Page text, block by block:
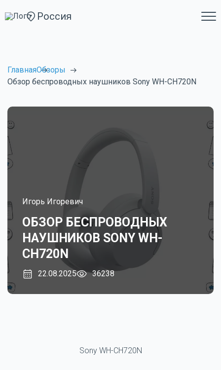
Россия
ГлавнаяОбзоры
Обзор беспроводных наушников Sony WH-CH720N
Игорь Игоревич
ОБЗОР БЕСПРОВОДНЫХ
НАУШНИКОВ SONY WH-
CH720N
22.08.2025 36238
Sony WH-CH720N